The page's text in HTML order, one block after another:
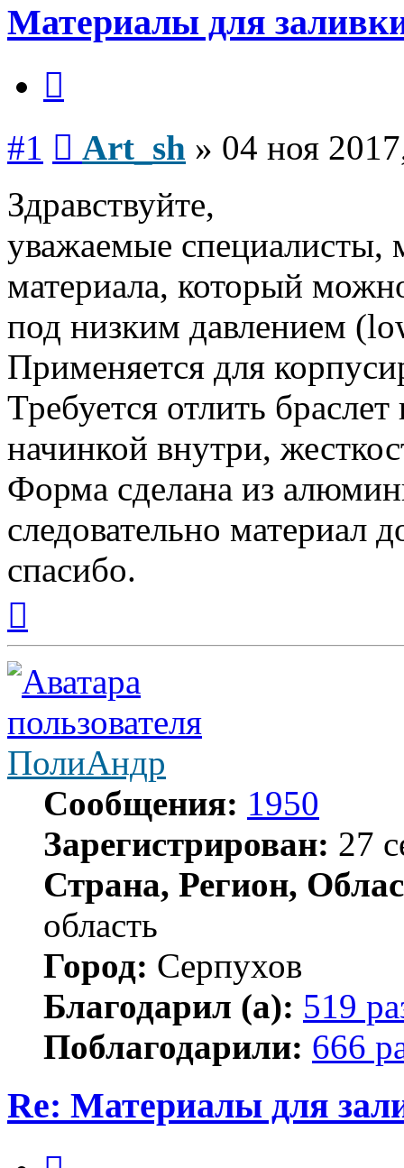
Материалы для
#1 Art_sh » 04 ноя
Здравствуйте,
уважаемые специалисты,
материала, который
под низким давлением
Применяется для
Требуется отлить
начинкой внутри,
Форма сделана из
следовательно материал
спасибо.
началу
ПолиАндр
Сообщения: 1950
Зарегистрирован: 27
Страна, Регион,
область
Город: Серпухов
Благодарил (а): 519
Поблагодарили: 666
Re: Материалы для